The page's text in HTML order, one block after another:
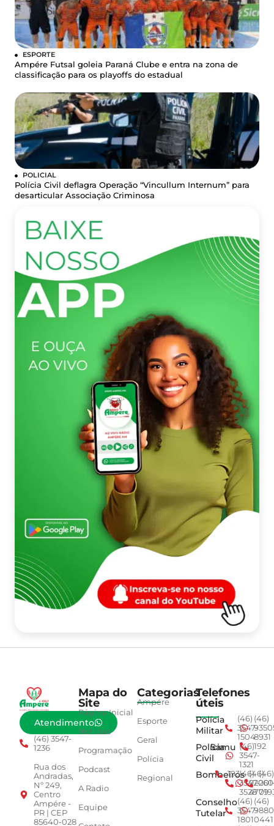
ESPORTE
Ampére Futsal goleia Paraná Clube e entra na zona de
classificação para os playoffs do estadual
POLICIAL
Polícia Civil deflagra Operação “Vincullum Internum” para
desarticular Associação Criminosa
Atendimento
(46) 3547-
1236
Rua dos
Andradas,
Nº 249,
Centro
Ampére -
PR | CEP
85640-028
Mapa do
Site
Página Inicial
Notícias
Programação
Podcast
A Radio
Equipe
Categorias
Ampére
Esporte
Geral
Polícia
Regional
Telefones
úteis
Polícia
Militar
(46)
3547-
1504
(46)
8931
Polícia
Civil
Samu (46)
3547-
1321
192
Bombeiros
193(46)
3547-
3528
(46)
4779
(46)
Conselho
Tutelar
(46)
3547-
1801
(46)
0441